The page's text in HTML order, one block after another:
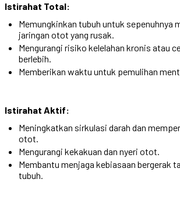
Istirahat Total:
Memungkinkan tubuh untuk sepenuhnya
jaringan otot yang rusak.
Mengurangi risiko kelelahan kronis atau
berlebih.
Memberikan waktu untuk pemulihan
Istirahat Aktif:
Meningkatkan sirkulasi darah dan
otot.
Mengurangi kekakuan dan nyeri otot.
Membantu menjaga kebiasaan bergerak
tubuh.